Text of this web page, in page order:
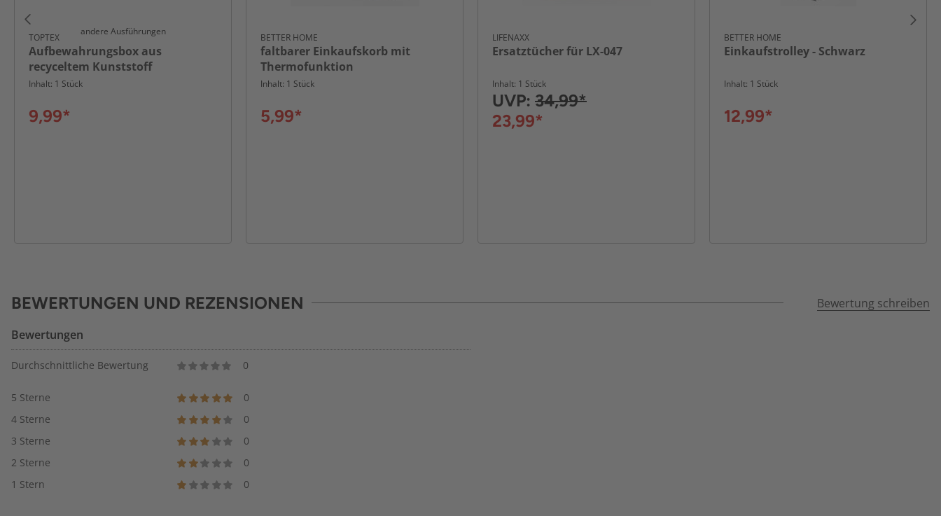
andere Ausführungen
TOPTEX
Aufbewahrungsbox aus
recyceltem Kunststoff
Inhalt: 1 Stück
9,99*
BETTER HOME
faltbarer Einkaufskorb mit
Thermofunktion
Inhalt: 1 Stück
5,99*
LIFENAXX
Ersatztücher für LX-047
Inhalt: 1 Stück
UVP: 34,99*
23,99*
BETTER HOME
Einkaufstrolley - Schwarz
Inhalt: 1 Stück
12,99*
BEWERTUNGEN UND REZENSIONEN Bewertung schreiben
Bewertungen
Durchschnittliche Bewertung 0
5 Sterne
0
4 Sterne
0
3 Sterne
0
2 Sterne
0
1 Stern
0